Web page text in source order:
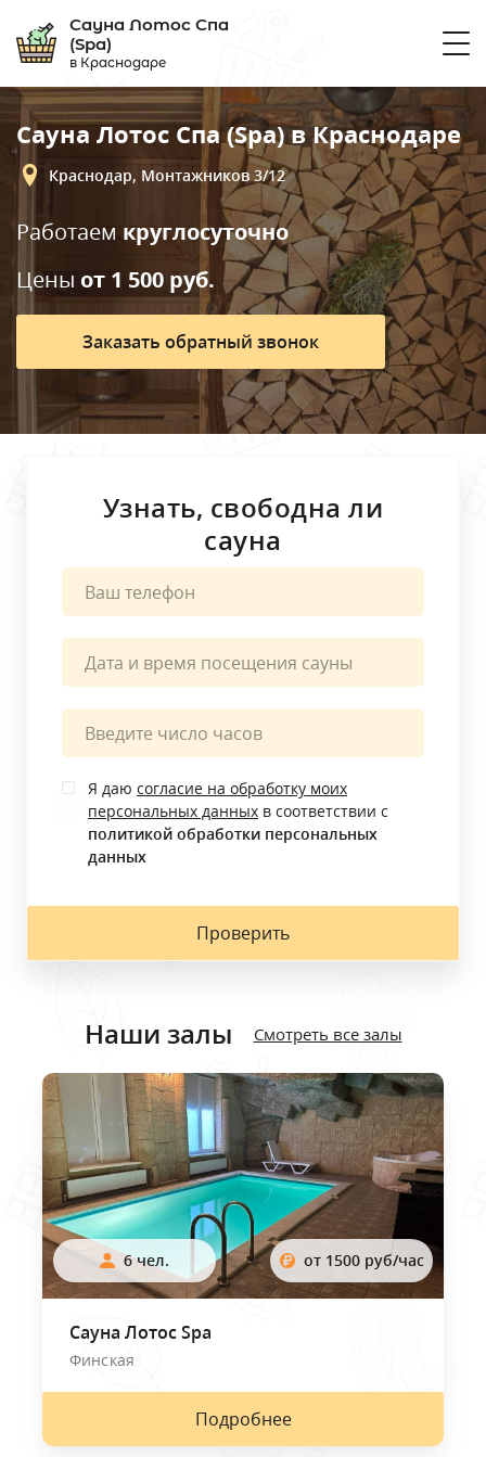
Сауна Лотос Спа
(Spa)
в Краснодаре
+7 (928) 884-... показать номер
круглосуточно
Залы
О нас
Отзывы
Контакты
Краснодар, Монтажников 3/12
Сауна Лотос Спа (Spa) в Краснодаре
Краснодар, Монтажников 3/12
Работаем круглосуточно
Цены от 1 500 руб.
Заказать обратный звонок
Узнать, свободна ли
сауна
Я даю согласие на обработку моих
персональных данных в соответствии с
политикой обработки персональных
данных
Проверить
Наши залы Смотреть все залы
6 чел. от 1500 руб/час
Сауна Лотос Spa
Финская
Подробнее